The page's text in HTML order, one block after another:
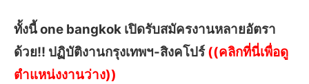
ทั้งนี้ one bangkok เปิดรับสมัครงานหลายอัตรา
ด้วย!! ปฏิบัติงานกรุงเทพฯ-สิงคโปร์((คลิกที่นี่เพื่อดู
ตำแหน่งงานว่าง))